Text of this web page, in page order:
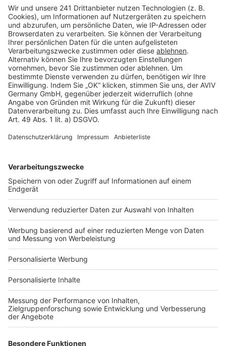
Barrierefreiheit
Cookie Einstellungen
Rechtliches
AGB-Übersicht
Datenschutz
Impressum
Services
Bauprojekt-Quiz
Häuser-Suche
Hausanbieter-Suche
Bauprojekt-Profil
Für Unternehmen
Ihre Baufirma auf bauen.de
Kostenloses Infogespräch